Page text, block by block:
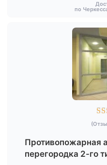
по

Противопожарная
перегородка 2-го